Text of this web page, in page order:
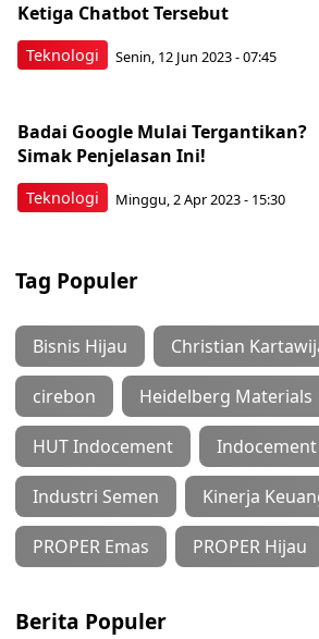
Teknologi
Ketiga Chatbot Tersebut
Senin, 12 Jun 2023 - 07:45
Teknologi
Badai Google Mulai Tergantikan?
Simak Penjelasan Ini!
Minggu, 2 Apr 2023 - 15:30
Tag Populer
Bisnis Hijau Christian
cirebon Heidelberg Materials
HUT Indocement Indocement
Industri Semen Kinerja
PROPER Emas PROPER Hijau
Berita Populer